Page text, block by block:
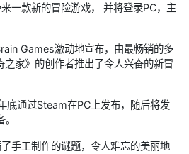
一款新的冒险游戏， 并将登录PC，主
Games激动地宣布，由最畅销的多
家》的创作者推出了令人兴奋的新冒
底通过Steam在PC上发布，随后将发
手工制作的谜题，令人难忘的美丽地